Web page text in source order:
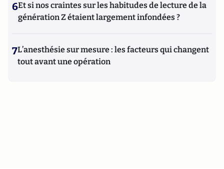
6Et si nos craintes sur les habitudes de lecture de la
génération Z étaient largement infondées ?
7L’anesthésie sur mesure : les facteurs qui changent
tout avant une opération